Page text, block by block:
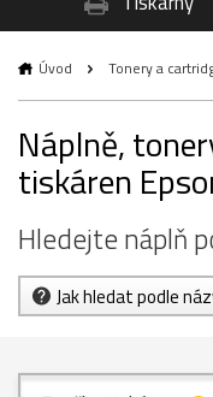
Úvod Tonery a
Náplně,
tiskáren
Hledejte náplň
Jak hledat podle